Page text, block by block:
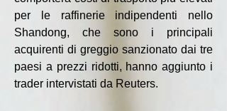
per le raffinerie indipendenti nello
Shandong, che sono i principali
acquirenti di greggio sanzionato dai tre
paesi a prezzi ridotti, hanno aggiunto i
trader intervistati da Reuters.